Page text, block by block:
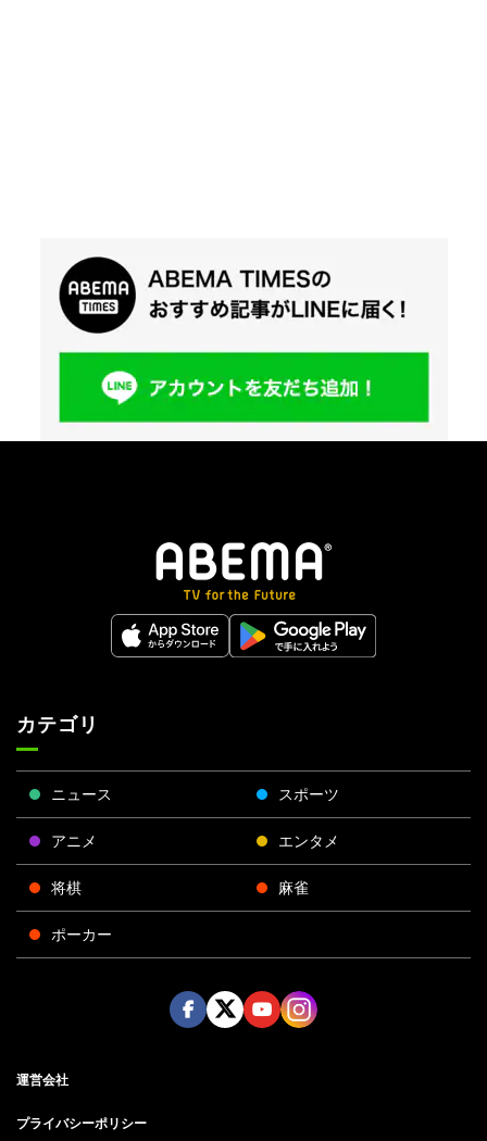
カテゴリ
ニュース スポーツ
アニメ エンタメ
将棋 麻雀
ポーカー
運営会社
プライバシーポリシー